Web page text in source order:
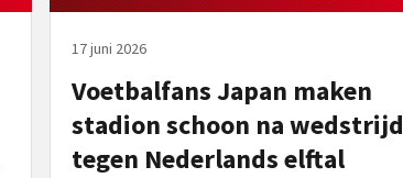
17 juni 2026
Voetbalfans Japan maken
stadion schoon na wedstrijd
tegen Nederlands elftal